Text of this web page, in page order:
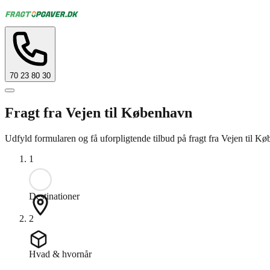
70 23 80 30
Fragt fra Vejen til København
Udfyld formularen og få uforpligtende tilbud på fragt fra Vejen til
1
Destinationer
2
Hvad & hvornår